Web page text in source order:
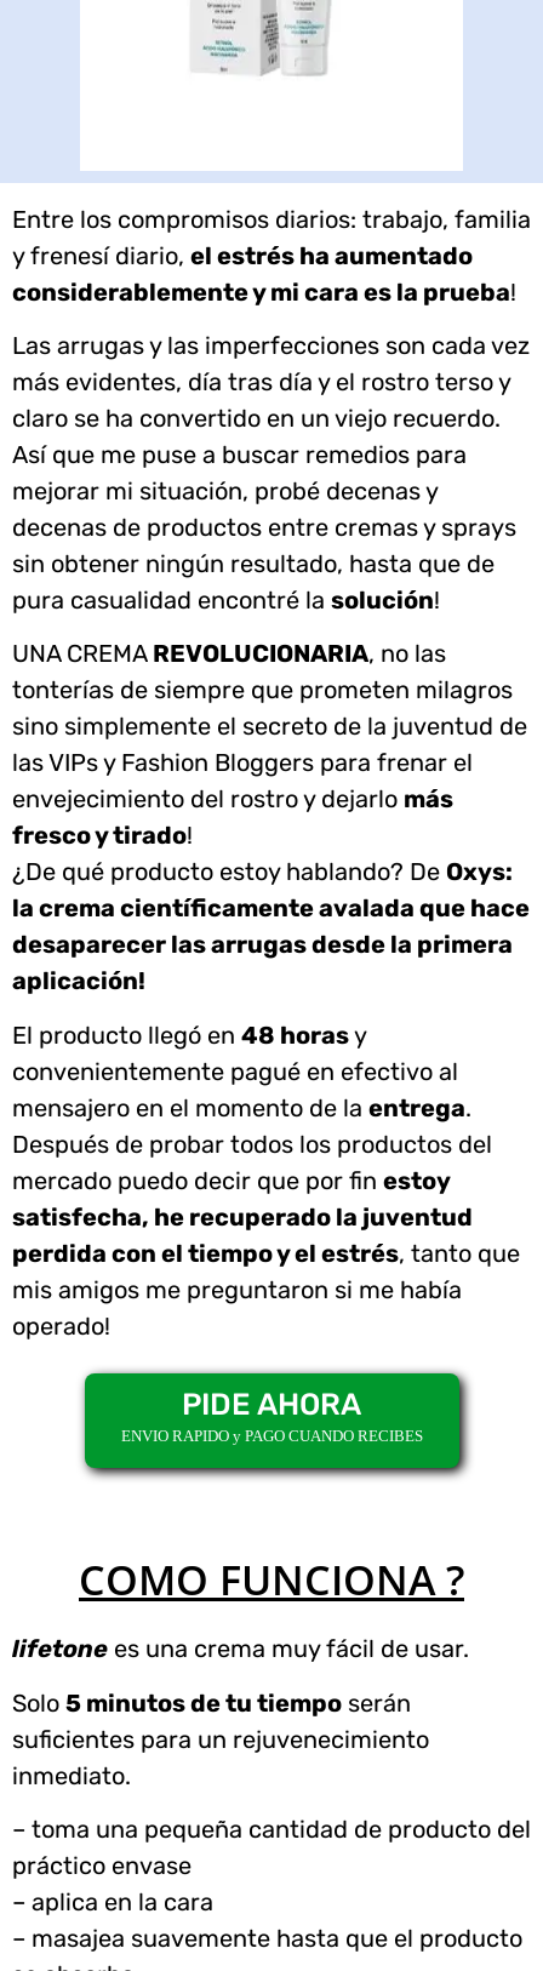
Entre los compromisos diarios: trabajo, familia
y frenesí diario, el estrés ha aumentado
considerablemente y mi cara es la prueba!
Las arrugas y las imperfecciones son cada vez
más evidentes, día tras día y el rostro terso y
claro se ha convertido en un viejo recuerdo.
Así que me puse a buscar remedios para
mejorar mi situación, probé decenas y
decenas de productos entre cremas y sprays
sin obtener ningún resultado, hasta que de
pura casualidad encontré la solución!
UNA CREMA REVOLUCIONARIA, no las
tonterías de siempre que prometen milagros
sino simplemente el secreto de la juventud de
las VIPs y Fashion Bloggers para frenar el
envejecimiento del rostro y dejarlo más
fresco y tirado!
¿De qué producto estoy hablando? De Oxys:
la crema científicamente avalada que hace
desaparecer las arrugas desde la primera
aplicación!
El producto llegó en 48 horasy
convenientemente pagué en efectivo al
mensajero en el momento de la entrega.
Después de probar todos los productos del
mercado puedo decir que por fin estoy
satisfecha, he recuperado la juventud
perdida con el tiempo y el estrés, tanto que
mis amigos me preguntaron si me había
operado!
PIDE AHORA
ENVIO RAPIDO y PAGO CUANDO RECIBES
COMO FUNCIONA ?
lifetone es una crema muy fácil de usar.
Solo 5 minutos de tu tiempo serán
suficientes para un rejuvenecimiento
inmediato.
– toma una pequeña cantidad de producto del
práctico envase
– aplica en la cara
– masajea suavemente hasta que el producto